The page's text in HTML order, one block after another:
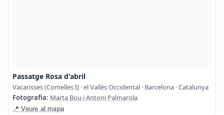
Passatge Rosa d'abril
Vacarisses (Comelles I) · el Vallès Occidental · Barcelona · Catalunya
Fotografia: Marta Bou i Antoni Palmarola
📍 Veure al mapa